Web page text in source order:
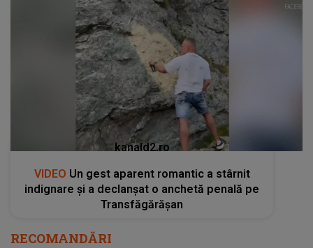
kanald2.ro
VIDEO Un gest aparent romantic a stârnit
indignare și a declanșat o anchetă penală pe
Transfăgărășan
RECOMANDĂRI